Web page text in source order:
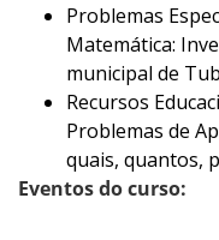
Problemas
Matemática:
municipal de
Recursos
Problemas de
quais, quantos,
Eventos do curso: